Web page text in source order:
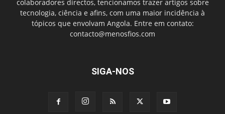
colaboradores directos, tencionamos trazer artigos sobre
tecnologia, ciência e afins, com uma maior incidência à
tópicos que envolvam Angola. Entre em contato:
contacto@menosfios.com
SIGA-NOS